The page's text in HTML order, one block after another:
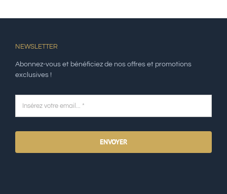
NEWSLETTER
Abonnez-vous et bénéficiez de nos offres et promotions
exclusives !
ENVOYER